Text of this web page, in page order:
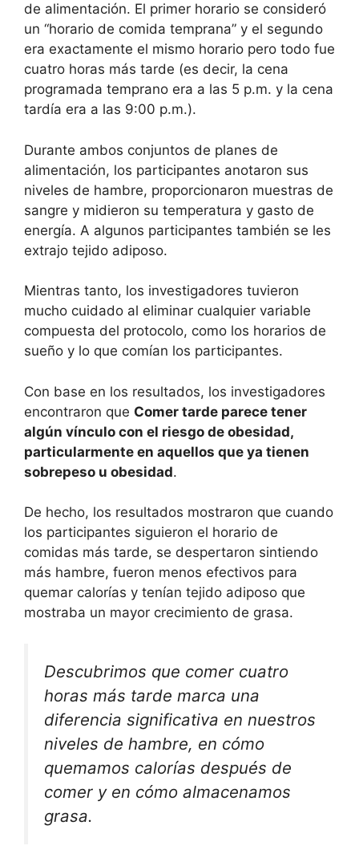
de alimentación. El primer horario se consideró
un “horario de comida temprana” y el segundo
era exactamente el mismo horario pero todo fue
cuatro horas más tarde (es decir, la cena
programada temprano era a las 5 p.m. y la cena
tardía era a las 9:00 p.m.).
Durante ambos conjuntos de planes de
alimentación, los participantes anotaron sus
niveles de hambre, proporcionaron muestras de
sangre y midieron su temperatura y gasto de
energía. A algunos participantes también se les
extrajo tejido adiposo.
Mientras tanto, los investigadores tuvieron
mucho cuidado al eliminar cualquier variable
compuesta del protocolo, como los horarios de
sueño y lo que comían los participantes.
Con base en los resultados, los investigadores
encontraron que Comer tarde parece tener
algún vínculo con el riesgo de obesidad,
particularmente en aquellos que ya tienen
sobrepeso u obesidad.
De hecho, los resultados mostraron que cuando
los participantes siguieron el horario de
comidas más tarde, se despertaron sintiendo
más hambre, fueron menos efectivos para
quemar calorías y tenían tejido adiposo que
mostraba un mayor crecimiento de grasa.
Descubrimos que comer cuatro
horas más tarde marca una
diferencia significativa en nuestros
niveles de hambre, en cómo
quemamos calorías después de
comer y en cómo almacenamos
grasa.